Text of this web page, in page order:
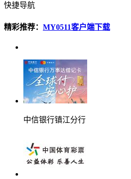
快捷导航
精彩推荐： MY0511客户端下载
中信银行镇江分行